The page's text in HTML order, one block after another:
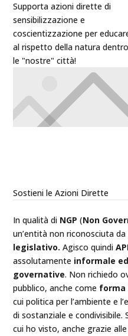
Supporta azioni dirette di
sensibilizzazione e
coscientizzazione per
al rispetto della natura dentro
le "nostre" città!
Sostieni le Azioni Dirette
In qualità di NGP (Non
un’entità non riconosciuta da
legislativo. Agisco quindi
assolutamente informale
governative. Non richiedo
pubblico, anche come forma
cui politica per l’ambiente e
di sostanziale e
cui ho visto, anche grazie